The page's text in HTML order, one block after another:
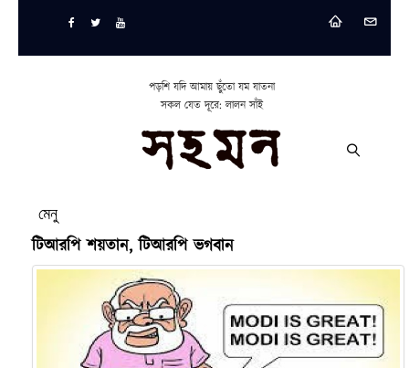
পড়শি যদি আমায় ছুঁতো যম যাতনা
সকল যেত দূরে: লালন সাঁই
মেনু
টিআরপি শয়তান, টিআরপি ভগবান